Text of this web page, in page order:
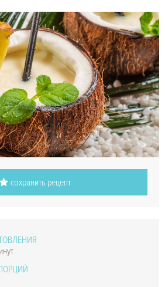
сохранить рецепт